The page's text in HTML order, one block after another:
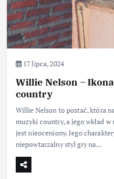
17 lipca, 2024
Willie Nelson –
country
Willie Nelson to postać, która
muzyki country, a jego wkład
jest nieoceniony. Jego
niepowtarzalny styl gry na…